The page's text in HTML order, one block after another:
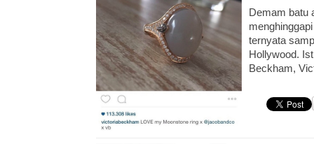
Demam batu
ternyata
Hollywood.
Beckham,